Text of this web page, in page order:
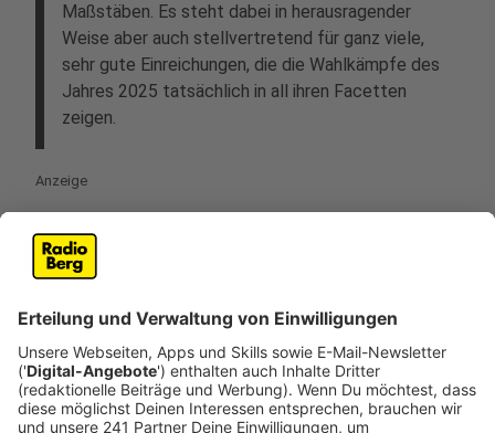
Maßstäben. Es steht dabei in herausragender
Weise aber auch stellvertretend für ganz viele,
sehr gute Einreichungen, die die Wahlkämpfe des
Jahres 2025 tatsächlich in all ihren Facetten
zeigen.
Anzeige
©Lukas Wittland / Ruhrnachrichten
Bruders“, Ruhrnachrichten, Dortmund
Anzeige